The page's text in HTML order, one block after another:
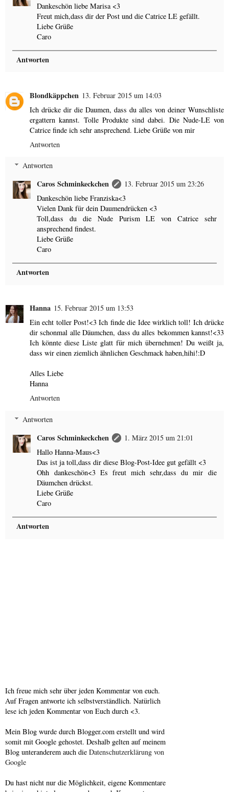
Dankeschön liebe Marisa <3
Freut mich,dass dir der Post und die Catrice LE gefällt.
Liebe Grüße
Caro
Antworten
Blondkäppchen 13. Februar 2015 um 14:03
Ich drücke dir die Daumen, dass du alles von deiner Wunschliste
ergattern kannst. Tolle Produkte sind dabei. Die Nude-LE von
Catrice finde ich sehr ansprechend. Liebe Grüße von mir
Antworten
Antworten
Caros Schminkeckchen
13. Februar 2015 um 23:26
Dankeschön liebe Franziska<3
Vielen Dank für dein Daumendrücken <3
Toll,dass du die Nude Purism LE von Catrice sehr
ansprechend findest.
Liebe Grüße
Caro
Antworten
Hanna 15. Februar 2015 um 13:53
Ein echt toller Post!<3 Ich finde die Idee wirklich toll! Ich drücke
dir schonmal alle Däumchen, dass du alles bekommen kannst!<33
Ich könnte diese Liste glatt für mich übernehmen! Du weißt ja,
dass wir einen ziemlich ähnlichen Geschmack haben,hihi!:D
Alles Liebe
Hanna
Antworten
Antworten
Caros Schminkeckchen
1. März 2015 um 21:01
Hallo Hanna-Maus<3
Das ist ja toll,dass dir diese Blog-Post-Idee gut gefällt <3
Ohh dankeschön<3 Es freut mich sehr,dass du mir die
Däumchen drückst.
Liebe Grüße
Caro
Antworten
Ich freue mich sehr über jeden Kommentar von euch.
Auf Fragen antworte ich selbstverständlich. Natürlich
lese ich jeden Kommentar von Euch durch <3.
Mein Blog wurde durch Blogger.com erstellt und wird
somit mit Google gehostet. Deshalb gelten auf meinem
Blog unteranderem auch die Datenschutzerklärung von
Google
Du hast nicht nur die Möglichkeit, eigene Kommentare